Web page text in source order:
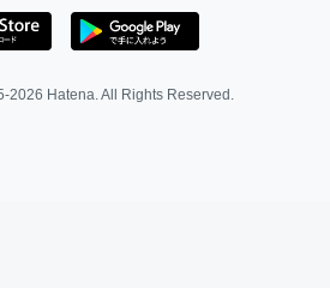
2026 Hatena . All Rights Reserved.